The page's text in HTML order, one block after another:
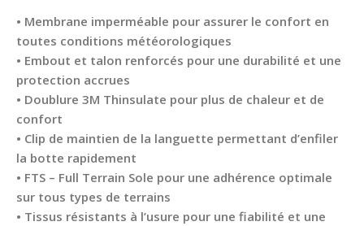
• Membrane imperméable pour assurer le confort en
toutes conditions météorologiques
• Embout et talon renforcés pour une durabilité et une
protection accrues
• Doublure 3M Thinsulate pour plus de chaleur et de
confort
• Clip de maintien de la languette permettant d’enfiler
la botte rapidement
• FTS – Full Terrain Sole pour une adhérence optimale
sur tous types de terrains
• Tissus résistants à l’usure pour une fiabilité et une